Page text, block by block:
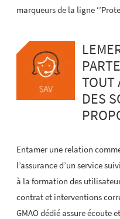
marqueurs de la ligne
TOUT
DES
Entamer une relation
l’assurance d’un service
à la formation des
contrat et interventions
GMAO dédié assure écoute